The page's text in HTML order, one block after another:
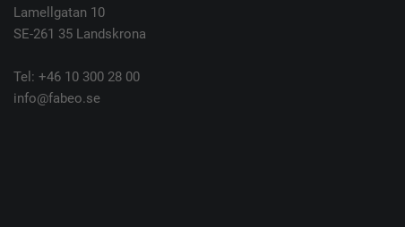
Lamellgatan 10
SE-261 35 Landskrona
Tel: +46 10 300 28 00
info@fabeo.se